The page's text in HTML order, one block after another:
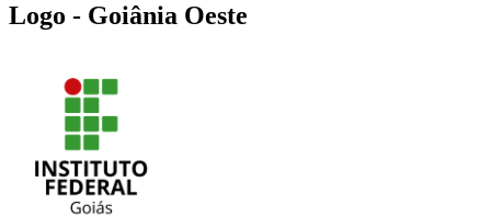
Logo - Goiânia Oeste